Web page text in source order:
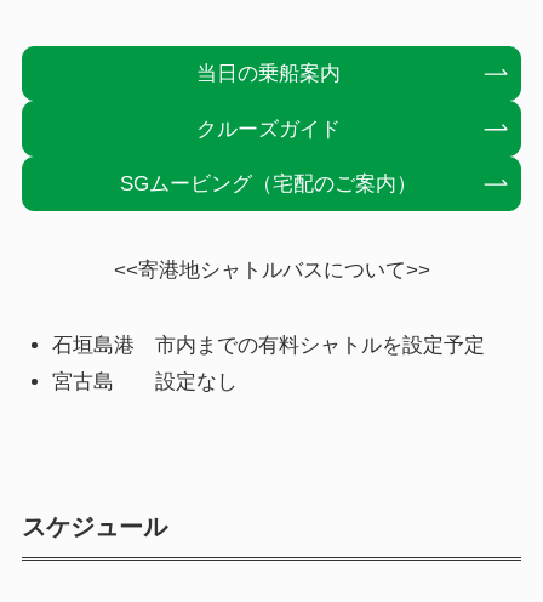
当日の乗船案内
クルーズガイド
SGムービング（宅配のご案内）
<<寄港地シャトルバスについて>>
石垣島港 市内までの有料シャトルを設定予定
宮古島 設定なし
スケジュール